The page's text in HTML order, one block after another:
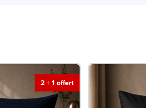
2 + 1 offert